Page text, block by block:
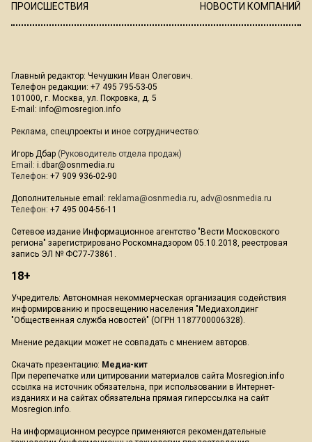
ПРОИСШЕСТВИЯ
НОВОСТИ КОМПАНИЙ
Главный редактор: Чечушкин Иван Олегович.
Телефон редакции: +7 495 795-53-05
101000, г. Москва, ул. Покровка, д. 5
E-mail: info@mosregion.info
Реклама, спецпроекты и иное сотрудничество:
Игорь Дбар (Руководитель отдела продаж)
Email: i.dbar@osnmedia.ru
Телефон: +7 909 936-02-90
Дополнительные email: reklama@osnmedia.ru, adv@osnmedia.ru
Телефон: +7 495 004-56-11
Сетевое издание Информационное агентство "Вести Московского
региона" зарегистрировано Роскомнадзором 05.10.2018, реестровая
запись ЭЛ № ФС77-73861.
18+
Учредитель: Автономная некоммерческая организация содействия
информированию и просвещению населения "Медиахолдинг
"Общественная служба новостей" (ОГРН 1187700006328).
Мнение редакции может не совпадать с мнением авторов.
Скачать презентацию: Медиа-кит
При перепечатке или цитировании материалов сайта Mosregion.info
ссылка на источник обязательна, при использовании в Интернет-
изданиях и на сайтах обязательна прямая гиперссылка на сайт
Mosregion.info.
На информационном ресурсе применяются рекомендательные